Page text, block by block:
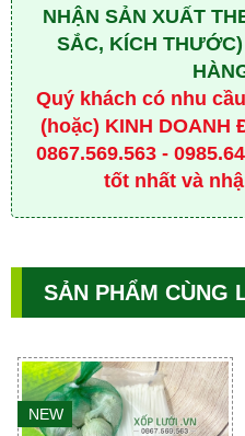
NHẬN SẢN XUẤT
SẮC, KÍCH
Quý khách có nhu
(hoặc) KINH DOANH
0867.569.563 -
tốt nhất và
SẢN PHẨM CÙNG
NEW